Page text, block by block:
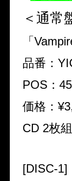
＜通常
「
品番：
POS：
価格：
CD 2枚組
[DISC-1]